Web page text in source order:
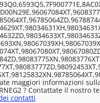
maggiori informazioni
? Contattate il nostro
contatti